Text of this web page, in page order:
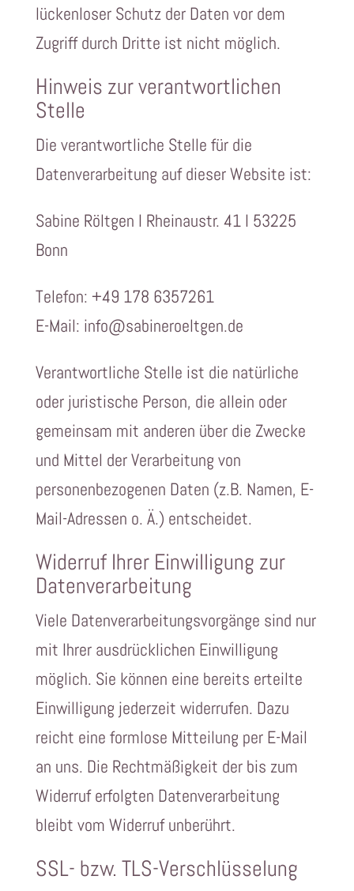
lückenloser Schutz der Daten vor dem
Zugriff durch Dritte ist nicht möglich.
Hinweis zur verantwortlichen
Stelle
Die verantwortliche Stelle für die
Datenverarbeitung auf dieser Website ist:
Sabine Röltgen I Rheinaustr. 41 I 53225
Bonn
Telefon: +49 178 6357261
E-Mail: info@sabineroeltgen.de
Verantwortliche Stelle ist die natürliche
oder juristische Person, die allein oder
gemeinsam mit anderen über die Zwecke
und Mittel der Verarbeitung von
personenbezogenen Daten (z.B. Namen, E-
Mail-Adressen o. Ä.) entscheidet.
Widerruf Ihrer Einwilligung zur
Datenverarbeitung
Viele Datenverarbeitungsvorgänge sind nur
mit Ihrer ausdrücklichen Einwilligung
möglich. Sie können eine bereits erteilte
Einwilligung jederzeit widerrufen. Dazu
reicht eine formlose Mitteilung per E-Mail
an uns. Die Rechtmäßigkeit der bis zum
Widerruf erfolgten Datenverarbeitung
bleibt vom Widerruf unberührt.
SSL- bzw. TLS-Verschlüsselung